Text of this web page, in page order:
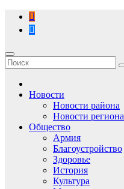
Перейти
содержимому
Новости
Новости района
Новости региона
Общество
Армия
Благоустройство
Здоровье
История
Культура